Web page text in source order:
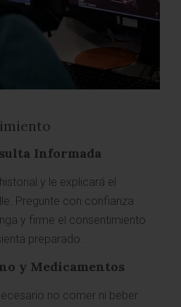
Informada
y le explicará el
Pregunte con confianza
y firme el consentimiento
preparado.
y Medicamentos
no comer ni beber